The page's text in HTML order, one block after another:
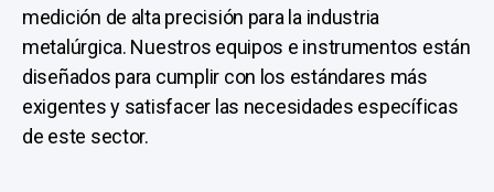
medición de alta precisión para la industria
metalúrgica. Nuestros equipos e instrumentos están
diseñados para cumplir con los estándares más
exigentes y satisfacer las necesidades específicas
de este sector.